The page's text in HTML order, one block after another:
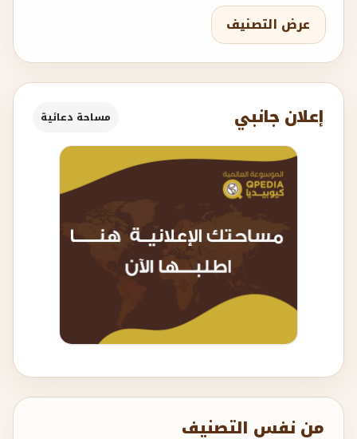
عرض التصنيف
إعلان جانبي مساحة دعائية
من نفس التصنيف